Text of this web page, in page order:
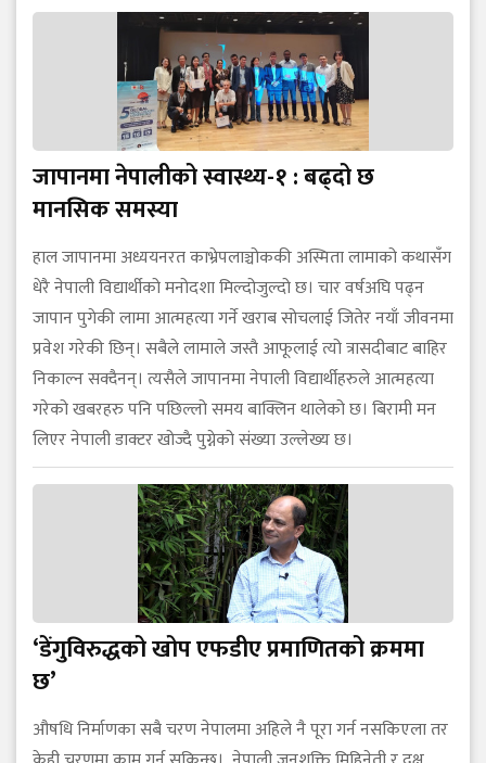
जापानमा नेपालीको स्वास्थ्य-१ : बढ्दो छ
मानसिक समस्या
हाल जापानमा अध्ययनरत काभ्रेपलाञ्चोककी अस्मिता लामाको कथासँग
धेरै नेपाली विद्यार्थीको मनोदशा मिल्दोजुल्दो छ। चार वर्षअघि पढ्न
जापान पुगेकी लामा आत्महत्या गर्ने खराब सोचलाई जितेर नयाँ जीवनमा
प्रवेश गरेकी छिन्। सबैले लामाले जस्तै आफूलाई त्यो त्रासदीबाट बाहिर
निकाल्न सक्दैनन्। त्यसैले जापानमा नेपाली विद्यार्थीहरुले आत्महत्या
गरेको खबरहरु पनि पछिल्लो समय बाक्लिन थालेको छ। बिरामी मन
लिएर नेपाली डाक्टर खोज्दै पुग्नेको संख्या उल्लेख्य छ।
‘डेंगुविरुद्धको खोप एफडीए प्रमाणितको क्रममा
छ’
औषधि निर्माणका सबै चरण नेपालमा अहिले नै पूरा गर्न नसकिएला तर